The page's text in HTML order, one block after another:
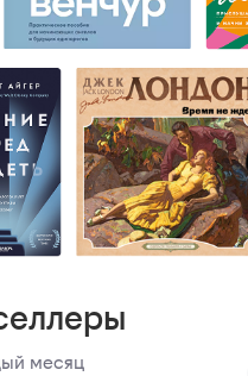
месяц